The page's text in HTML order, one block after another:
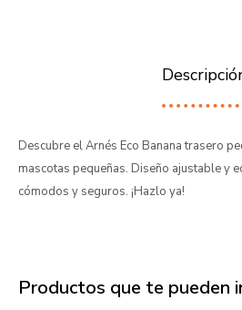
Descubre el Arnés Eco Banana trasero
mascotas pequeñas. Diseño ajustable y
cómodos y seguros. ¡Hazlo ya!
Productos que te pueden